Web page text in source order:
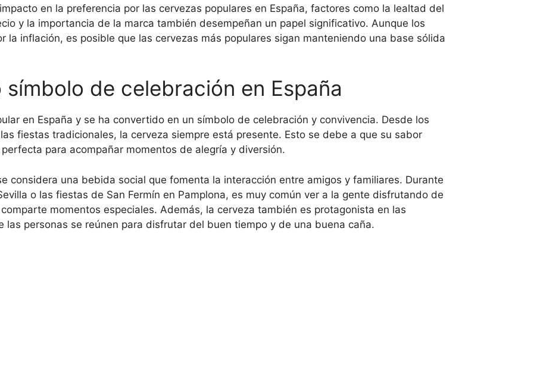
en la preferencia por las cervezas populares en España, factores como la lealtad del
y la importancia de la marca también desempeñan un papel significativo. Aunque los
la inflación, es posible que las cervezas más populares sigan manteniendo una base sólida
de celebración en España
en España y se ha convertido en un símbolo de celebración y convivencia. Desde los
fiestas tradicionales, la cerveza siempre está presente. Esto se debe a que su sabor
para acompañar momentos de alegría y diversión.
considera una bebida social que fomenta la interacción entre amigos y familiares. Durante
o las fiestas de San Fermín en Pamplona, es muy común ver a la gente disfrutando de
momentos especiales. Además, la cerveza también es protagonista en las
las personas se reúnen para disfrutar del buen tiempo y de una buena caña.